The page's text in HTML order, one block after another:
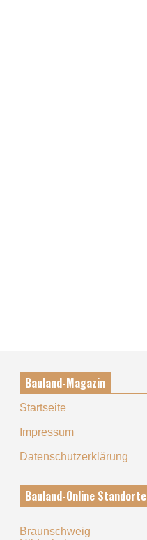
Bauland-Magazin
Startseite
Impressum
Datenschutzerklärung
Bauland-Online Standorte
Braunschweig